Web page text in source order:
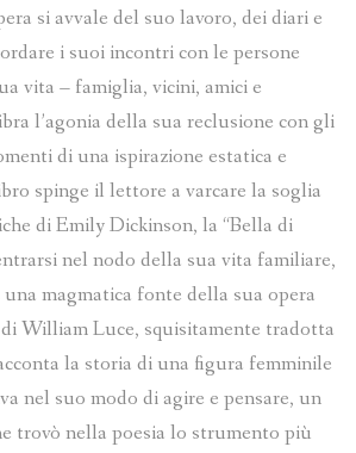
si avvale del suo lavoro, dei diari e
i suoi incontri con le persone
vita – famiglia, vicini, amici e
l’agonia della sua reclusione con gli
di una ispirazione estatica e
spinge il lettore a varcare la soglia
di Emily Dickinson, la “Bella di
nel nodo della sua vita familiare,
magmatica fonte della sua opera
William Luce, squisitamente tradotta
la storia di una figura femminile
nel suo modo di agire e pensare, un
trovò nella poesia lo strumento più